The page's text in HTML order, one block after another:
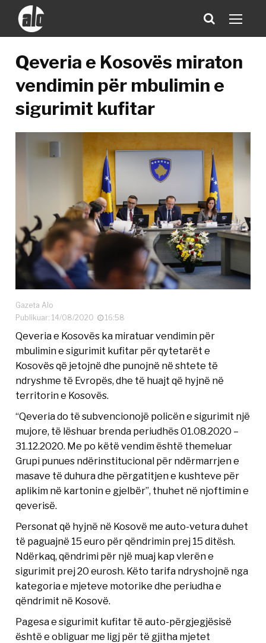
Qeveria e Kosovës miraton
vendimin për mbulimin e
sigurimit kufitar
Gazeta Alo
Publikuar: 14/08/2020
16:58
Qeveria e Kosovës ka miratuar vendimin për
mbulimin e sigurimit kufitar për qytetarët e
Kosovës që jetojnë dhe punojnë në shtete të
ndryshme të Evropës, dhe të huajt që hyjnë në
territorin e Kosovës.
“Qeveria do të subvencionojë policën e sigurimit një
mujore, të lëshuar brenda periudhës 01.08.2020 –
31.12.2020. Me po këtë vendim është themeluar
Grupi punues ndërinstitucional për ndërmarrjen e
masave të duhura dhe përgatitjen e kushteve për
aplikim në kartonin e gjelbër”, thuhet në njoftimin e
qeverisë.
Personat që hyjnë në Kosovë me auto-vetura duhet
të paguajnë 15 euro për qëndrimin prej 15 ditësh.
Ndërkaq, qëndrimi për një muaj kap vlerën e
sigurimit prej 20 eurosh. Këto tarifa ndryshojnë nga
kategoria e mjeteve motorike dhe periudha e
qëndrimit në Kosovë.
Pagesa e sigurimit kufitar të auto-përgjegjësisë
është e obliguar me ligj për të gjitha mjetet